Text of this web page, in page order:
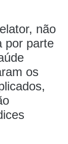
não
por parte
os